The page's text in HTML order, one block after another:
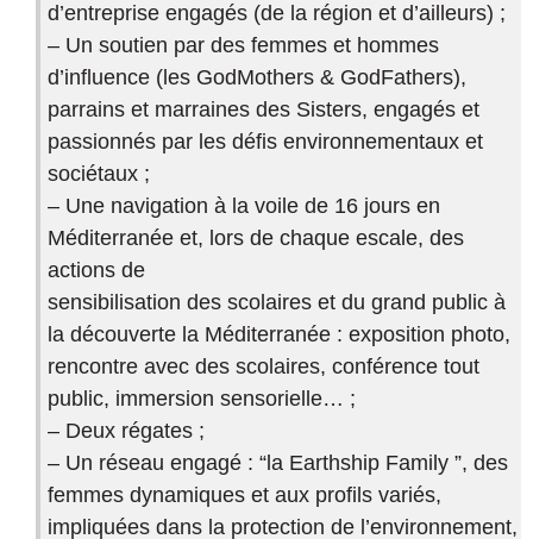
d’entreprise engagés (de la région et d’ailleurs) ;
– Un soutien par des femmes et hommes
d’influence (les GodMothers & GodFathers),
parrains et marraines des Sisters, engagés et
passionnés par les défis environnementaux et
sociétaux ;
– Une navigation à la voile de 16 jours en
Méditerranée et, lors de chaque escale, des
actions de
sensibilisation des scolaires et du grand public à
la découverte la Méditerranée : exposition photo,
rencontre avec des scolaires, conférence tout
public, immersion sensorielle… ;
– Deux régates ;
– Un réseau engagé : “la Earthship Family ”, des
femmes dynamiques et aux profils variés,
impliquées dans la protection de l’environnement,